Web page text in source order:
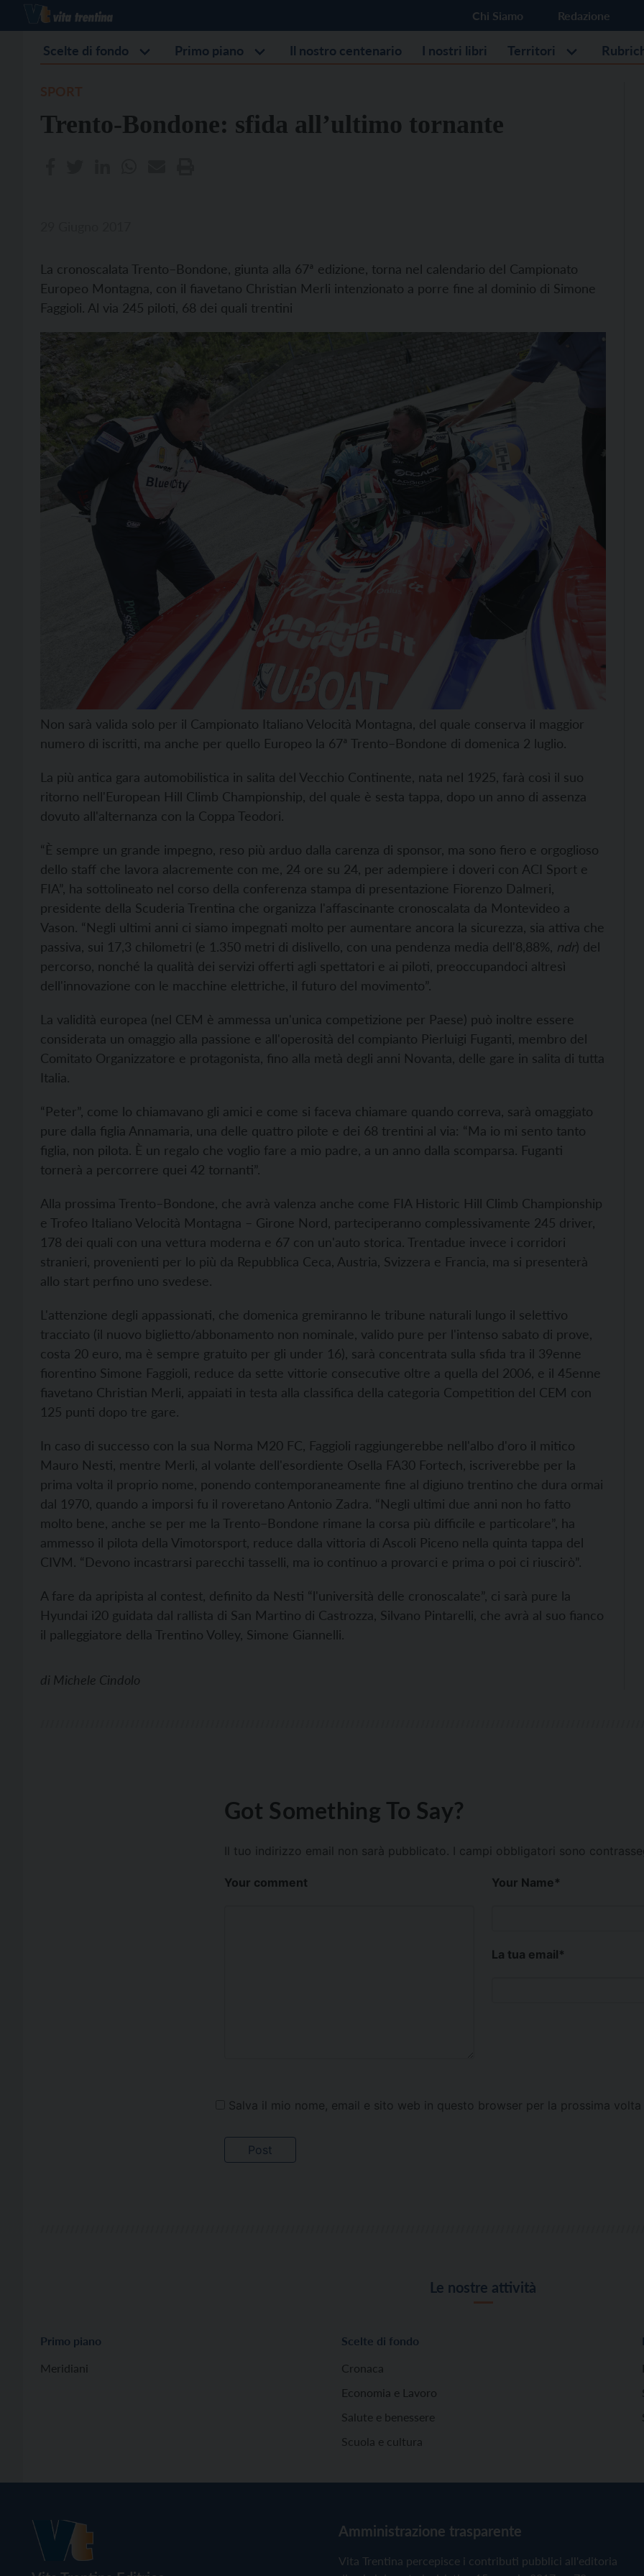
Chi Siamo Redazione
Scelte di fondo Primo piano Il nostro centenario I nostri libri Territori
Trento-Bondone: sfida all’ultimo tornante
La cronoscalata Trento–Bondone, giunta alla 67ª edizione, torna nel calendario del Campionato
Europeo Montagna, con il fiavetano Christian Merli intenzionato a porre fine al dominio di Simone
Faggioli. Al via 245 piloti, 68 dei quali trentini
Non sarà valida solo per il Campionato Italiano Velocità Montagna, del quale conserva il maggior
numero di iscritti, ma anche per quello Europeo la 67ª Trento–Bondone di domenica 2 luglio.
La più antica gara automobilistica in salita del Vecchio Continente, nata nel 1925, farà così il suo
ritorno nell'European Hill Climb Championship, del quale è sesta tappa, dopo un anno di assenza
dovuto all'alternanza con la Coppa Teodori.
“È sempre un grande impegno, reso più arduo dalla carenza di sponsor, ma sono fiero e orgoglioso
dello staff che lavora alacremente con me, 24 ore su 24, per adempiere i doveri con ACI Sport e
FIA”, ha sottolineato nel corso della conferenza stampa di presentazione Fiorenzo Dalmeri,
presidente della Scuderia Trentina che organizza l'affascinante cronoscalata da Montevideo a
Vason. “Negli ultimi anni ci siamo impegnati molto per aumentare ancora la sicurezza, sia attiva che
passiva, sui 17,3 chilometri (e 1.350 metri di dislivello, con una pendenza media dell'8,88%, ndr) del
percorso, nonché la qualità dei servizi offerti agli spettatori e ai piloti, preoccupandoci altresì
dell'innovazione con le macchine elettriche, il futuro del movimento”.
La validità europea (nel CEM è ammessa un'unica competizione per Paese) può inoltre essere
considerata un omaggio alla passione e all'operosità del compianto Pierluigi Fuganti, membro del
Comitato Organizzatore e protagonista, fino alla metà degli anni Novanta, delle gare in salita di tutta
Italia.
“Peter”, come lo chiamavano gli amici e come si faceva chiamare quando correva, sarà omaggiato
pure dalla figlia Annamaria, una delle quattro pilote e dei 68 trentini al via: “Ma io mi sento tanto
figlia, non pilota. È un regalo che voglio fare a mio padre, a un anno dalla scomparsa. Fuganti
tornerà a percorrere quei 42 tornanti”.
Alla prossima Trento–Bondone, che avrà valenza anche come FIA Historic Hill Climb Championship
e Trofeo Italiano Velocità Montagna – Girone Nord, parteciperanno complessivamente 245 driver,
178 dei quali con una vettura moderna e 67 con un'auto storica. Trentadue invece i corridori
stranieri, provenienti per lo più da Repubblica Ceca, Austria, Svizzera e Francia, ma si presenterà
allo start perfino uno svedese.
L'attenzione degli appassionati, che domenica gremiranno le tribune naturali lungo il selettivo
tracciato (il nuovo biglietto/abbonamento non nominale, valido pure per l'intenso sabato di prove,
costa 20 euro, ma è sempre gratuito per gli under 16), sarà concentrata sulla sfida tra il 39enne
fiorentino Simone Faggioli, reduce da sette vittorie consecutive oltre a quella del 2006, e il 45enne
fiavetano Christian Merli, appaiati in testa alla classifica della categoria Competition del CEM con
125 punti dopo tre gare.
In caso di successo con la sua Norma M20 FC, Faggioli raggiungerebbe nell'albo d'oro il mitico
Mauro Nesti, mentre Merli, al volante dell'esordiente Osella FA30 Fortech, iscriverebbe per la
prima volta il proprio nome, ponendo contemporaneamente fine al digiuno trentino che dura ormai
dal 1970, quando a imporsi fu il roveretano Antonio Zadra. “Negli ultimi due anni non ho fatto
molto bene, anche se per me la Trento–Bondone rimane la corsa più difficile e particolare”, ha
ammesso il pilota della Vimotorsport, reduce dalla vittoria di Ascoli Piceno nella quinta tappa del
CIVM. “Devono incastrarsi parecchi tasselli, ma io continuo a provarci e prima o poi ci riuscirò”.
A fare da apripista al contest, definito da Nesti “l'università delle cronoscalate”, ci sarà pure la
Hyundai i20 guidata dal rallista di San Martino di Castrozza, Silvano Pintarelli, che avrà al suo fianco
il palleggiatore della Trentino Volley, Simone Giannelli.
di Michele Cindolo
Got Something To Say?
Il tuo indirizzo email non sarà pubblicato. I campi obbligatori sono
Your comment Your Name*
La tua email*
Salva il mio nome, email e sito web in questo browser per la prossima
Le nostre attività
Primo piano
Meridiani
Scelte di fondo
Cronaca
Economia e Lavoro
Salute e benessere
Scuola e cultura
Amministrazione trasparente
Vita Trentina percepisce i contributi pubblici all'editoria